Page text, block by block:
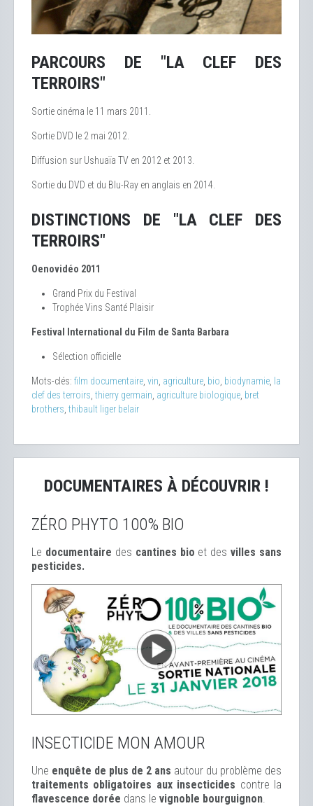
PARCOURS DE "LA CLEF DES
TERROIRS"
Sortie cinéma le 11 mars 2011.
Sortie DVD le 2 mai 2012.
Diffusion sur Ushuaïa TV en 2012 et 2013.
Sortie du DVD et du Blu-Ray en anglais en 2014.
DISTINCTIONS DE "LA CLEF DES
TERROIRS"
Oenovidéo 2011
Grand Prix du Festival
Trophée Vins Santé Plaisir
Festival International du Film de Santa Barbara
Sélection officielle
Mots-clés: film documentaire vin agriculture bio biodynamie
la
clef des terroirs thierry germain agriculture biologique bret
brothers thibault liger belair
DOCUMENTAIRES À DÉCOUVRIR !
ZÉRO PHYTO 100% BIO
Le documentaire des cantines bio et desvilles sans
pesticides.
INSECTICIDE MON AMOUR
Une enquête de plus de 2 ans autour du problème des
traitements obligatoires aux insecticides contre la
flavescence dorée dans le vignoble bourguignon.